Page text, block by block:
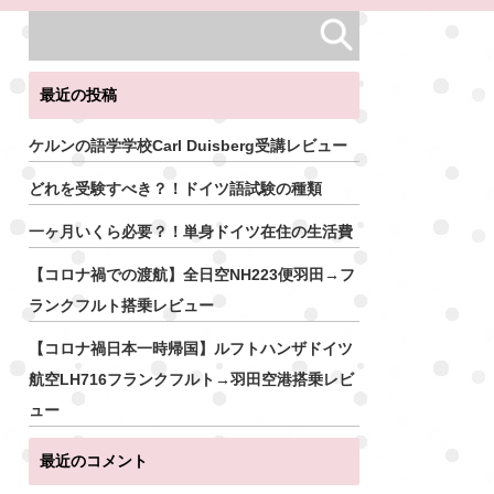
最近の投稿
ケルンの語学学校Carl Duisberg受講レビュー
どれを受験すべき？！ドイツ語試験の種類
一ヶ月いくら必要？！単身ドイツ在住の生活費
【コロナ禍での渡航】全日空NH223便羽田→フ
ランクフルト搭乗レビュー
【コロナ禍日本一時帰国】ルフトハンザドイツ
航空LH716フランクフルト→羽田空港搭乗レビ
ュー
最近のコメント